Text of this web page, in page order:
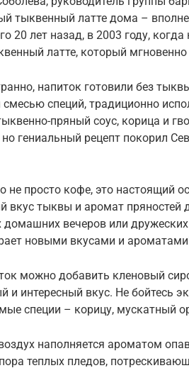
тыквенный латте дома –
20 лет назад, в 2003 году,
латте, который
напиток готовили без
смесью специй, традиционно
пряный соус, корица и
гениальный рецепт покорил
не просто кофе, это настоящий
вкус тыквы и аромат
вечеров или
новыми вкусами и
можно добавить кленовый
и интересный вкус. Не бойтесь
специи – корицу, мускатный
наполняется ароматом
теплых пледов,